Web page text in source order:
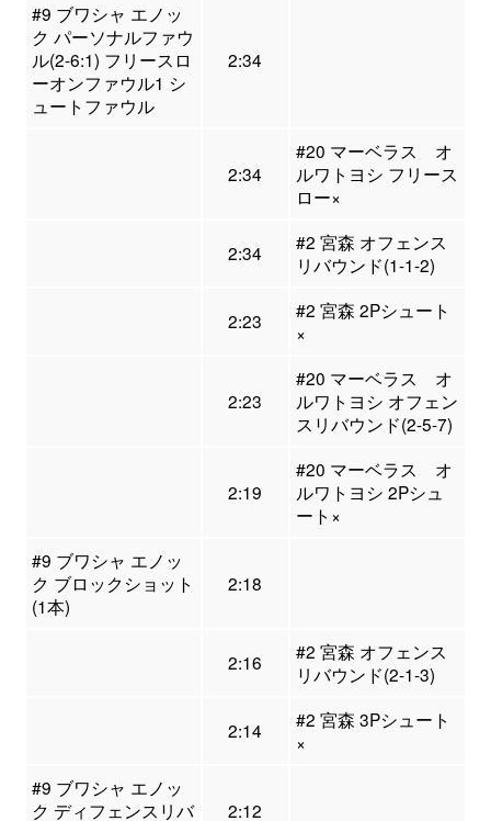
#9 ブワシャ エノッ
ク パーソナルファウ
ル(2-6:1) フリースロ
ーオンファウル1 シ
ュートファウル
2:34
2:34
#20 マーベラス オ
ルワトヨシ フリース
ロー×
2:34
#2 宮森 オフェンス
リバウンド(1-1-2)
2:23
#2 宮森 2Pシュート
×
2:23
#20 マーベラス オ
ルワトヨシ オフェン
スリバウンド(2-5-7)
2:19
#20 マーベラス オ
ルワトヨシ 2Pシュ
ート×
#9 ブワシャ エノッ
ク ブロックショット
(1本)
2:18
2:16
#2 宮森 オフェンス
リバウンド(2-1-3)
2:14
#2 宮森 3Pシュート
×
#9 ブワシャ エノッ
ク ディフェンスリバ
2:12